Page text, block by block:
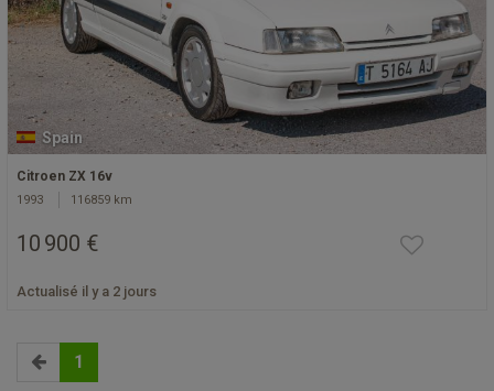
Spain
Citroen ZX 16v
1993 116859 km
10 900 €
Actualisé il y a 2 jours
1